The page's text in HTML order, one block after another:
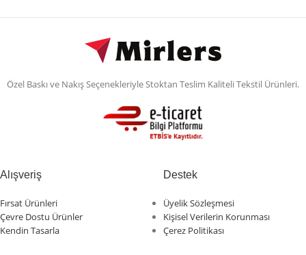
Özel Baskı ve Nakış Seçenekleriyle Stoktan Teslim Kaliteli Tekstil Ürünleri.
Alışveriş
Fırsat Ürünleri
Çevre Dostu Ürünler
Kendin Tasarla
Destek
Üyelik Sözleşmesi
Kişisel Verilerin Korunması
Çerez Politikası